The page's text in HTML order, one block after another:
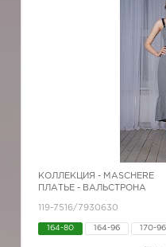
КОЛЛЕКЦИЯ - MASCHERE
ПЛАТЬЕ - ВАЛЬСТРОНА
119-7516/7930630
164-80 164-96 170-96